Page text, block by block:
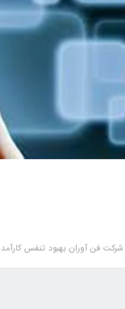
شرکت فن آوران بهبود تنفس کارآمد